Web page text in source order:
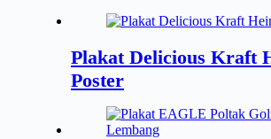
Plakat Delicious Kraft
Poster